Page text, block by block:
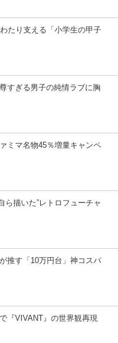
たり支える「小学生の甲子
すぎる男子の純情ラブに胸
ミマ名物45％増量キャンペ
描いた”レトロフューチャ
推す「10万円台」神コスパ
『VIVANT』の世界観再現